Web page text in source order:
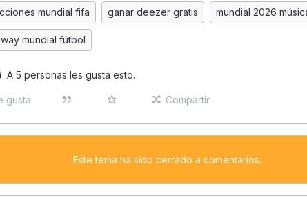
mundial fifa ganar deezer gratis mundial 2026
mundial fútbol
A 5 personas les gusta esto.
gusta Compartir
Este tema ha sido cerrado a comentarios.